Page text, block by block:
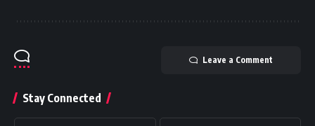
Leave a Comment
Stay Connected